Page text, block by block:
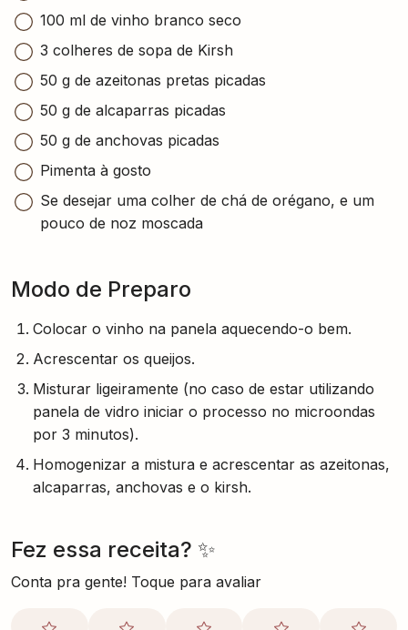
100 ml de vinho branco seco
3 colheres de sopa de Kirsh
50 g de azeitonas pretas picadas
50 g de alcaparras picadas
50 g de anchovas picadas
Pimenta à gosto
Se desejar uma colher de chá de orégano, e um
pouco de noz moscada
Modo de Preparo
Colocar o vinho na panela aquecendo-o bem.
Acrescentar os queijos.
Misturar ligeiramente (no caso de estar utilizando
panela de vidro iniciar o processo no microondas
por 3 minutos).
Homogenizar a mistura e acrescentar as azeitonas,
alcaparras, anchovas e o kirsh.
Fez essa receita? ✨
Conta pra gente! Toque para avaliar